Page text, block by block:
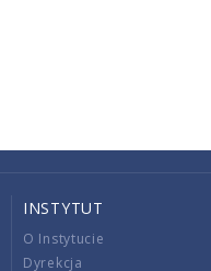
INSTYTUT
O Instytucie
Dyrekcja